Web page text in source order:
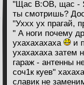
"Щас В:ОВ, щас - Я
ты смотришь?
"Уххх ух прагай,
" А ноги почему
ухахахахаха
и
ухахахаха затем
гараж - антенны
соч1к куев"
славик не